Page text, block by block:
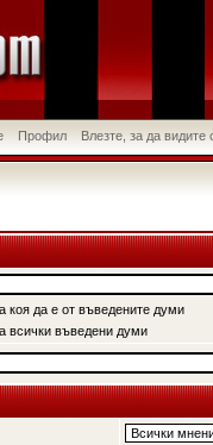
Профил Влезте, за да
коя да е от въведените думи
всички въведени думи